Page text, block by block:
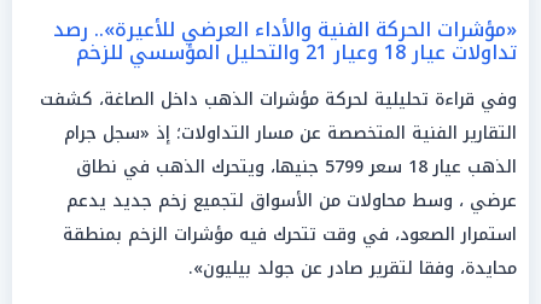
«مؤشرات الحركة الفنية والأداء العرضي للأعيرة».. رصد
تداولات عيار 18 وعيار 21 والتحليل المؤسسي للزخم
وفي قراءة تحليلية لحركة مؤشرات الذهب داخل الصاغة، كشفت
التقارير الفنية المتخصصة عن مسار التداولات؛ إذ «سجل جرام
الذهب عيار 18 سعر 5799 جنيها، ويتحرك الذهب في نطاق
عرضي ، وسط محاولات من الأسواق لتجميع زخم جديد يدعم
استمرار الصعود، في وقت تتحرك فيه مؤشرات الزخم بمنطقة
محايدة، وفقا لتقرير صادر عن جولد بيليون».